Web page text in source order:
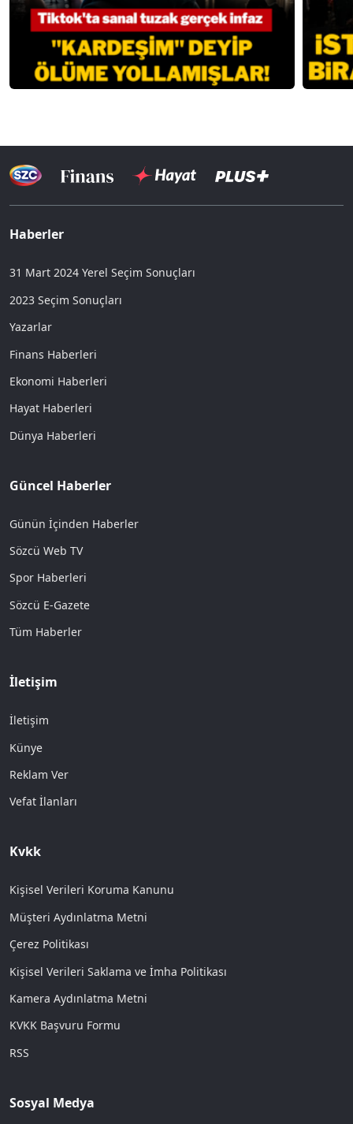
Haberler
31 Mart 2024 Yerel Seçim Sonuçları
2023 Seçim Sonuçları
Yazarlar
Finans Haberleri
Ekonomi Haberleri
Hayat Haberleri
Dünya Haberleri
Güncel Haberler
Günün İçinden Haberler
Sözcü Web TV
Spor Haberleri
Sözcü E-Gazete
Tüm Haberler
İletişim
İletişim
Künye
Reklam Ver
Vefat İlanları
Kvkk
Kişisel Verileri Koruma Kanunu
Müşteri Aydınlatma Metni
Çerez Politikası
Kişisel Verileri Saklama ve İmha Politikası
Kamera Aydınlatma Metni
KVKK Başvuru Formu
RSS
Sosyal Medya